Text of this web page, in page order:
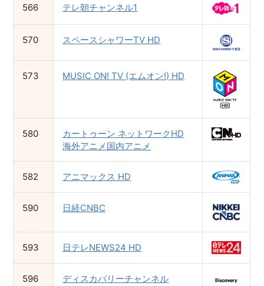
566 テレ朝チャンネル1
570 スペースシャワーTV HD
573 MUSIC ON! TV (エムオン!) HD
580
カートゥーン ネットワークHD
海外アニメ国内アニメ
582 アニマックス HD
590 日経CNBC
593 日テレNEWS24 HD
596 ディスカバリーチャンネル